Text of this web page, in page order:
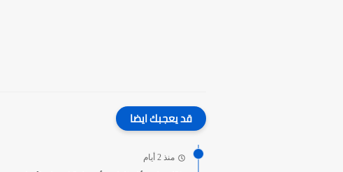
قد يعجبك ايضا
منذ 2 أيام